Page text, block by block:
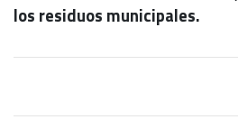
los residuos municipales.